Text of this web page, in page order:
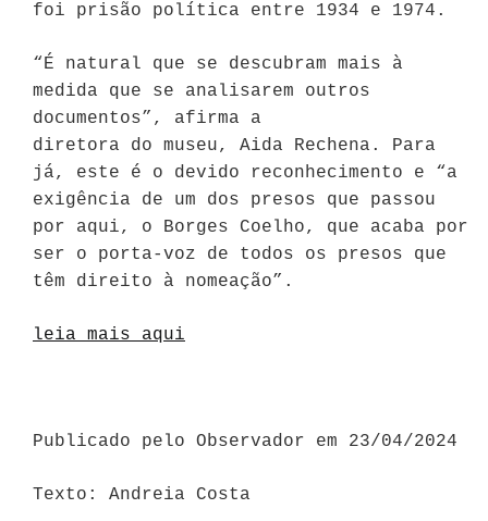
foi prisão política entre 1934 e 1974.
“É natural que se descubram mais à
medida que se analisarem outros
documentos”, afirma a
diretora do museu, Aida Rechena. Para
já, este é o devido reconhecimento e “a
exigência de um dos presos que passou
por aqui, o Borges Coelho, que acaba por
ser o porta-voz de todos os presos que
têm direito à nomeação”.
leia mais aqui
Publicado pelo Observador em 23/04/2024
Texto: Andreia Costa